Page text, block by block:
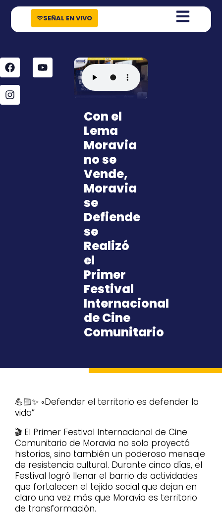
contenido
SEÑAL EN VIVO
Con el
Lema
Moravia
no se
Vende,
Moravia
se
Defiende
se
Realizó
el
Primer
Festival
Internacional
de Cine
Comunitario
💪🏻✨ «Defender el territorio es defender la
vida”
🎬 El Primer Festival Internacional de Cine
Comunitario de Moravia no solo proyectó
historias, sino también un poderoso mensaje
de resistencia cultural. Durante cinco días, el
Festival logró llenar el barrio de actividades
que fortalecen el tejido social que dejan en
claro una vez más que Moravia es territorio
de transformación.